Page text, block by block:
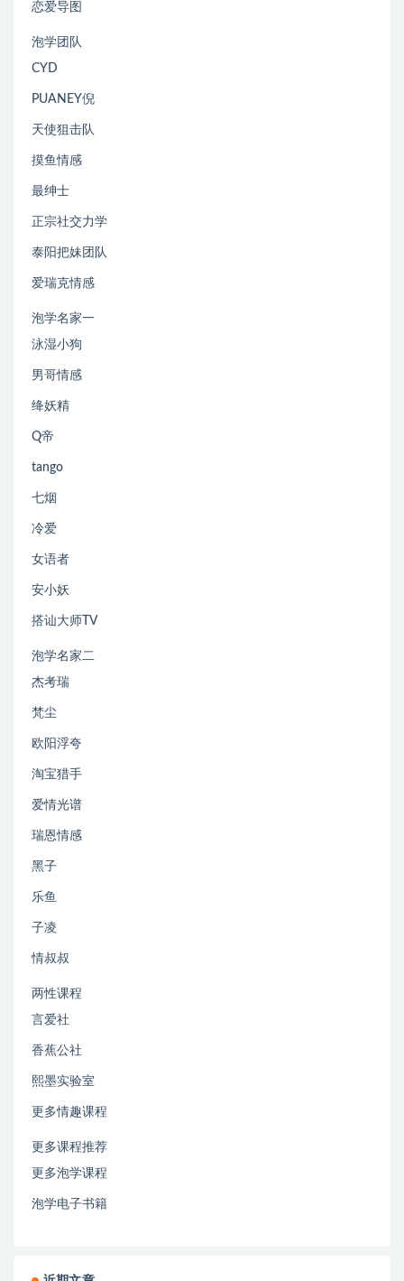
恋爱导图
泡学团队
CYD
PUANEY倪
天使狙击队
摸鱼情感
最绅士
正宗社交力学
泰阳把妹团队
爱瑞克情感
泡学名家一
泳湿小狗
男哥情感
绛妖精
Q帝
tango
七烟
冷爱
女语者
安小妖
搭讪大师TV
泡学名家二
杰考瑞
梵尘
欧阳浮夸
淘宝猎手
爱情光谱
瑞恩情感
黑子
乐鱼
子凌
情叔叔
两性课程
言爱社
香蕉公社
熙墨实验室
更多情趣课程
更多课程推荐
更多泡学课程
泡学电子书籍